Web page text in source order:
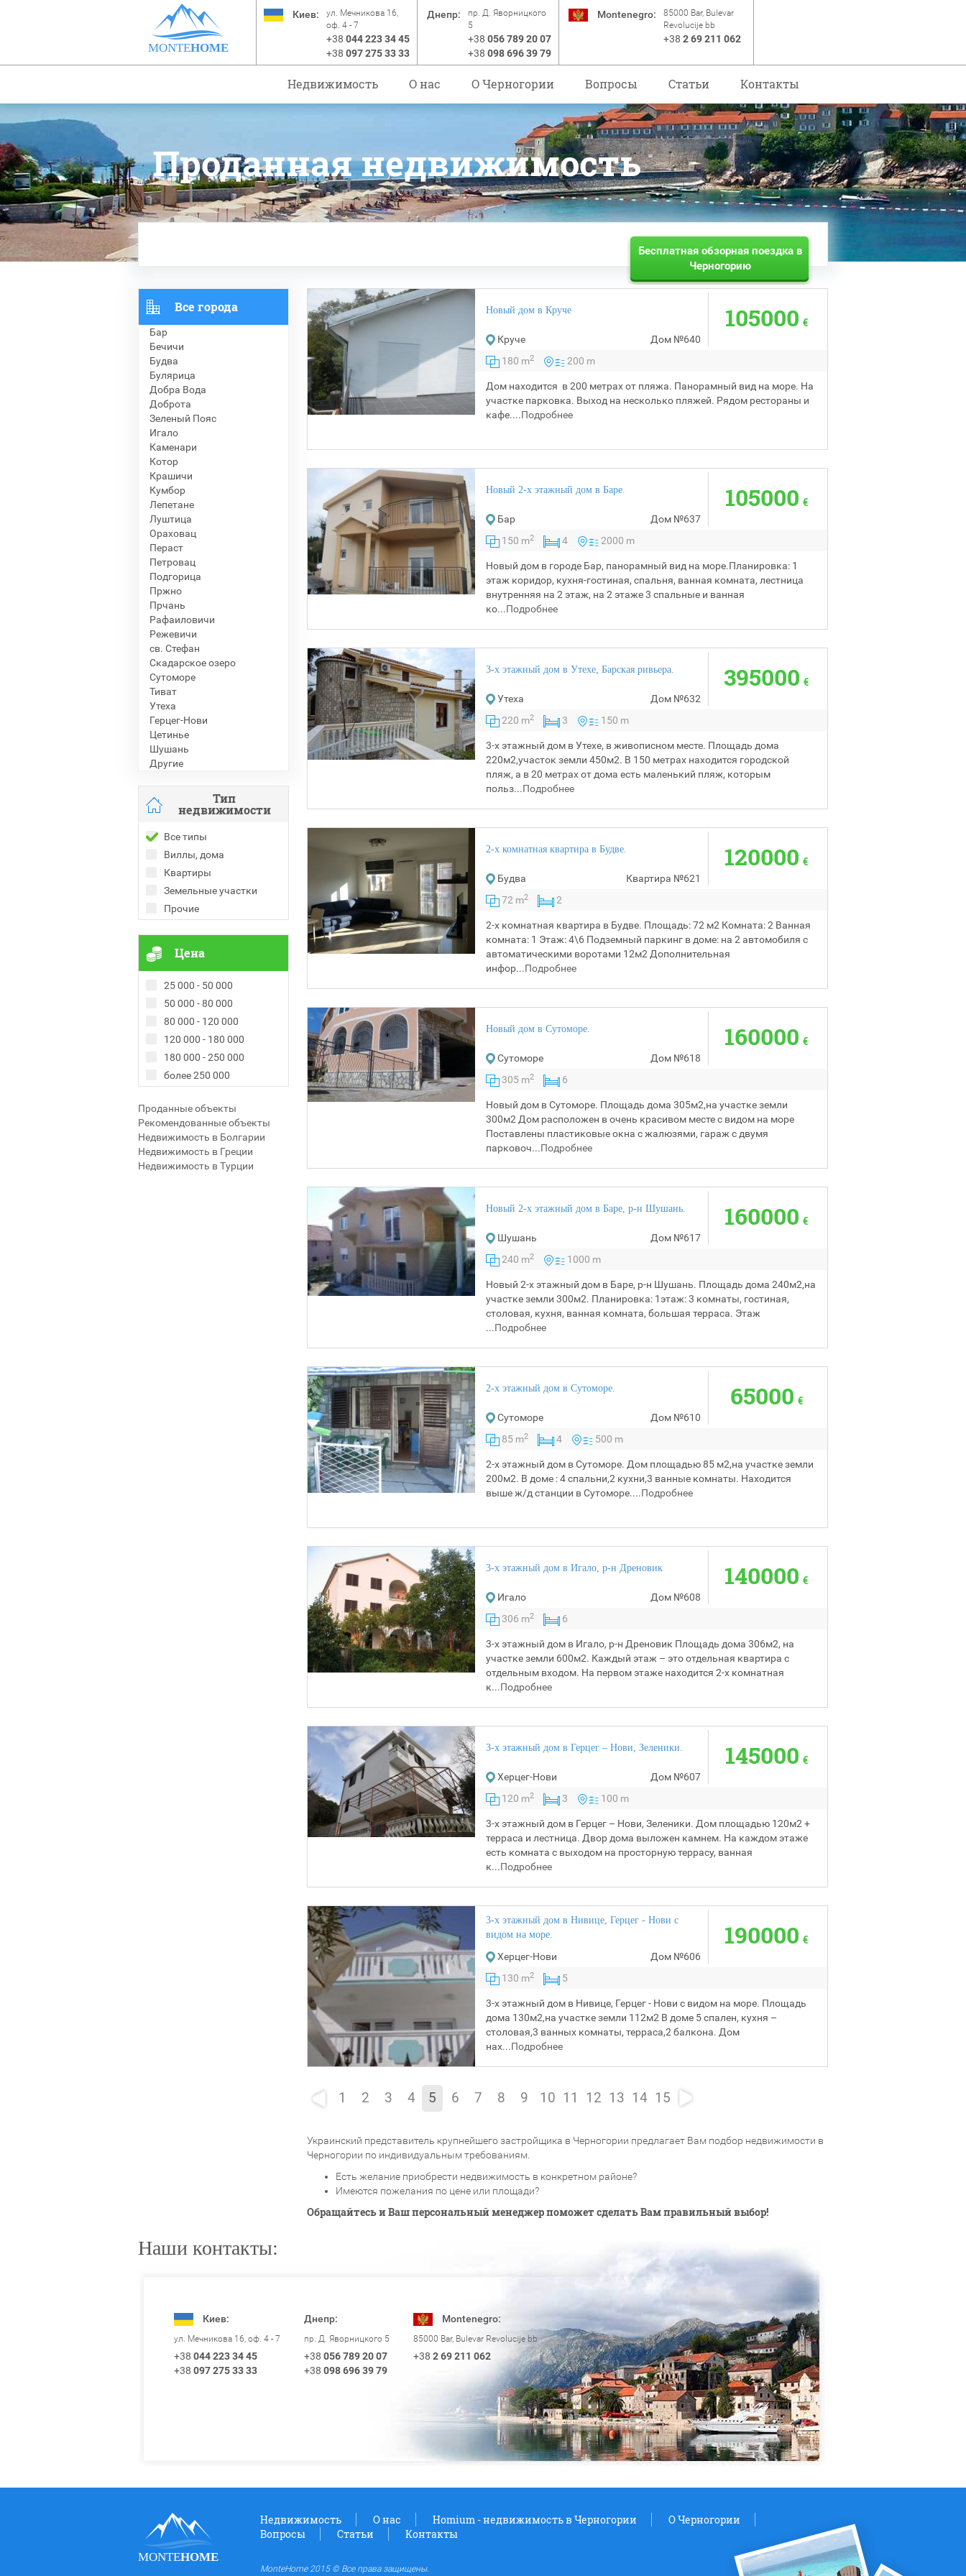
MONTEHOME
Киев:
ул. Мечникова 16,
оф. 4 - 7
+38 044 223 34 45
+38 097 275 33 33
Днепр:
пр. Д. Яворницкого
5
+38 056 789 20 07
+38 098 696 39 79
Montenegro:
85000 Bar, Bulevar
Revolucije bb
+38 2 69 211 062
Недвижимость О нас O Черногории Вопросы Статьи Контакты
Проданная недвижимость
Бесплатная обзорная поездка в
Черногорию
Все города
Бар
Бечичи
Будва
Булярица
Добра Вода
Доброта
Зеленый Пояс
Игало
Каменари
Котор
Крашичи
Кумбор
Лепетане
Луштица
Ораховац
Пераст
Петровац
Подгорица
Пржно
Прчань
Рафаиловичи
Режевичи
св. Стефан
Скадарское озеро
Сутоморе
Тиват
Утеха
Герцег-Нови
Цетинье
Шушань
Другие
Тип
недвижимости
Все типы
Виллы, дома
Квартиры
Земельные участки
Прочие
Цена
25 000 - 50 000
50 000 - 80 000
80 000 - 120 000
120 000 - 180 000
180 000 - 250 000
более 250 000
Проданные объекты
Рекомендованные объекты
Недвижимость в Болгарии
Недвижимость в Греции
Недвижимость в Турции
105000 €
Новый дом в Круче
Круче Дом №640
180 m2 200 m
Дом находится в 200 метрах от пляжа. Панорамный вид на море. На
участке парковка. Выход на несколько пляжей. Рядом рестораны и
кафе....Подробнее
105000 €
Новый 2-х этажный дом в Баре.
Бар Дом №637
150 m2 4 2000 m
Новый дом в городе Бар, панорамный вид на море.Планировка: 1
этаж коридор, кухня-гостиная, спальня, ванная комната, лестница
внутренняя на 2 этаж, на 2 этаже 3 спальные и ванная
ко...Подробнее
395000 €
3-х этажный дом в Утехе, Барская ривьера.
Утеха Дом №632
220 m2 3 150 m
3-х этажный дом в Утехе, в живописном месте. Площадь дома
220м2,участок земли 450м2. В 150 метрах находится городской
пляж, а в 20 метрах от дома есть маленький пляж, которым
польз...Подробнее
120000 €
2-х комнатная квартира в Будве.
Будва Квартира №621
72 m2 2
2-х комнатная квартира в Будве. Площадь: 72 м2 Комната: 2 Ванная
комната: 1 Этаж: 4\6 Подземный паркинг в доме: на 2 автомобиля с
автоматическими воротами 12м2 Дополнительная
инфор...Подробнее
160000 €
Новый дом в Сутоморе.
Сутоморе Дом №618
305 m2 6
Новый дом в Сутоморе. Площадь дома 305м2,на участке земли
300м2 Дом расположен в очень красивом месте с видом на море
Поставлены пластиковые окна с жалюзями, гараж с двумя
парковоч...Подробнее
160000 €
Новый 2-х этажный дом в Баре, р-н Шушань.
Шушань Дом №617
240 m2 1000 m
Новый 2-х этажный дом в Баре, р-н Шушань. Площадь дома 240м2,на
участке земли 300м2. Планировка: 1этаж: 3 комнаты, гостиная,
столовая, кухня, ванная комната, большая терраса. Этаж
...Подробнее
65000 €
2-х этажный дом в Сутоморе.
Сутоморе Дом №610
85 m2 4 500 m
2-х этажный дом в Сутоморе. Дом площадью 85 м2,на участке земли
200м2. В доме : 4 спальни,2 кухни,3 ванные комнаты. Находится
выше ж/д станции в Сутоморе....Подробнее
140000 €
3-х этажный дом в Игало, р-н Дреновик
Игало Дом №608
306 m2 6
3-х этажный дом в Игало, р-н Дреновик Площадь дома 306м2, на
участке земли 600м2. Каждый этаж – это отдельная квартира с
отдельным входом. На первом этаже находится 2-х комнатная
к...Подробнее
145000 €
3-х этажный дом в Герцег – Нови, Зеленики.
Херцег-Нови Дом №607
120 m2 3 100 m
3-х этажный дом в Герцег – Нови, Зеленики. Дом площадью 120м2 +
терраса и лестница. Двор дома выложен камнем. На каждом этаже
есть комната с выходом на просторную террасу, ванная
к...Подробнее
190000 €
3-х этажный дом в Нивице, Герцег - Нови с
видом на море.
Херцег-Нови Дом №606
130 m2 5
3-х этажный дом в Нивице, Герцег - Нови с видом на море. Площадь
дома 130м2,на участке земли 112м2 В доме 5 спален, кухня –
столовая,3 ванных комнаты, терраса,2 балкона. Дом
нах...Подробнее
1 2 3 4 5 6 7 8 9 10 11 12 13 14 15
Украинский представитель крупнейшего застройщика в Черногории предлагает Вам подбор недвижимости в
Черногории по индивидуальным требованиям.
Есть желание приобрести недвижимость в конкретном районе?
Имеются пожелания по цене или площади?
Обращайтесь и Ваш персональный менеджер поможет сделать Вам правильный выбор!
Наши контакты:
Киев:
ул. Мечникова 16, оф. 4 - 7
+38 044 223 34 45
+38 097 275 33 33
Днепр:
пр. Д. Яворницкого 5
+38 056 789 20 07
+38 098 696 39 79
Montenegro:
85000 Bar, Bulevar Revolucije bb
+38 2 69 211 062
MONTEHOME
Недвижимость О нас Homium - недвижимость в Черногории
O Черногории
Вопросы
Статьи Контакты
MonteHome 2015 © Все права защищены.